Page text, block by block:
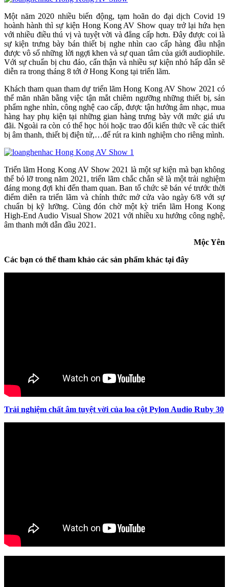
Một năm 2020 nhiều biến động, tạm hoãn do đại dịch Covid 19
hoành hành thì sự kiện Hong Kong AV Show quay trở lại hứa hẹn
với nhiều điều thú vị và tuyệt vời và đẳng cấp hơn. Đây được coi là
sự kiện trưng bày bán thiết bị nghe nhìn cao cấp hàng đầu nhận
được vô số những lời ngợi khen và sự quan tâm của giới audiophile.
Với sự chuẩn bị chu đáo, cẩn thận và nhiều sự kiện nhỏ hấp dẫn sẽ
diễn ra trong tháng 8 tới ở Hong Kong tại triển lãm.
Khách tham quan tham dự triển lãm Hong Kong AV Show 2021 có
thể mãn nhãn bằng việc tận mắt chiêm ngưỡng những thiết bị, sản
phẩm nghe nhìn, công nghệ cao cấp, được tận hưởng âm nhạc, mua
hàng hay phụ kiện tại những gian hàng trưng bày với mức giá ưu
đãi. Ngoài ra còn có thể học hỏi hoặc trao đổi kiến thức về các thiết
bị âm thanh, thiết bị điện tử,…để rút ra kinh nghiệm cho riêng mình.
Triển lãm Hong Kong AV Show 2021 là một sự kiện mà bạn không
thể bỏ lỡ trong năm 2021, triển lãm chắc chắn sẽ là một trải nghiệm
đáng mong đợi khi đến tham quan. Ban tổ chức sẽ bán vé trước thời
điểm diễn ra triển lãm và chính thức mở cửa vào ngày 6/8 với sự
chuẩn bị kỹ lưỡng. Cùng đón chờ một kỳ triển lãm Hong Kong
High-End Audio Visual Show 2021 với nhiều xu hướng công nghệ,
âm thanh mới dẫn đầu 2021.
Mộc Yên
Các bạn có thể tham khảo các sản phẩm khác tại đây
Trải nghiệm chất âm tuyệt vời của loa cột Pylon Audio Ruby 30